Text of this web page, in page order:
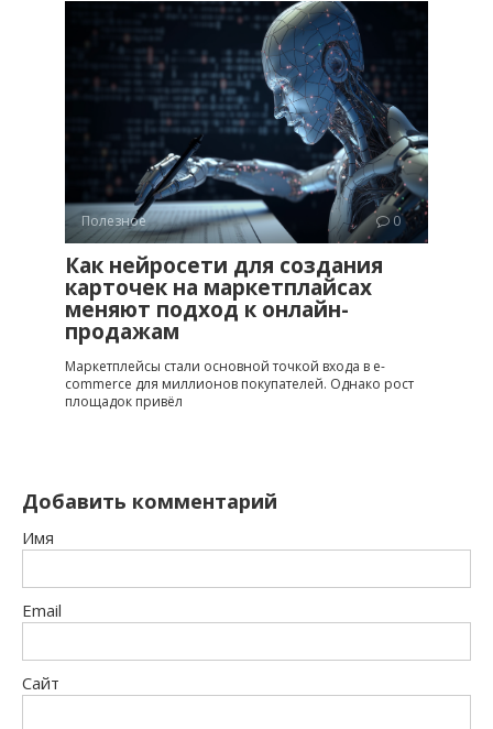
Полезное 0
Как нейросети для создания
карточек на маркетплайсах
меняют подход к онлайн-
продажам
Маркетплейсы стали основной точкой входа в e-
commerce для миллионов покупателей. Однако рост
площадок привёл
Добавить комментарий
Имя
Email
Сайт